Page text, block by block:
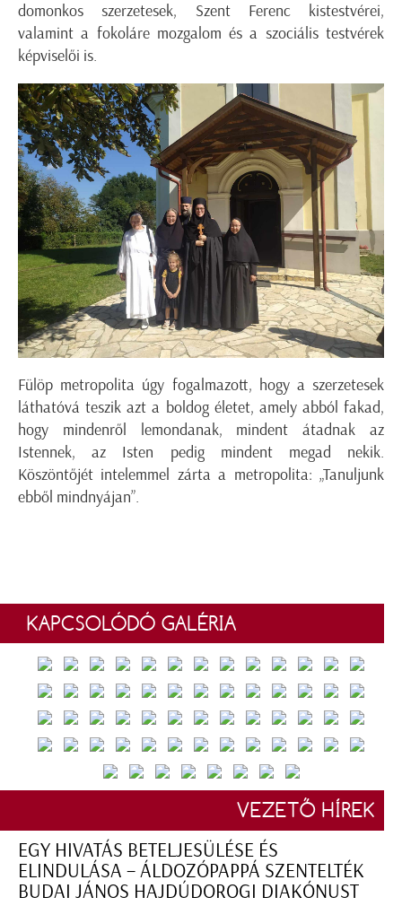
domonkos szerzetesek, Szent Ferenc kistestvérei,
valamint a fokoláre mozgalom és a szociális testvérek
képviselői is.
Fülöp metropolita úgy fogalmazott, hogy a szerzetesek
láthatóvá teszik azt a boldog életet, amely abból fakad,
hogy mindenről lemondanak, mindent átadnak az
Istennek, az Isten pedig mindent megad nekik.
Köszöntőjét intelemmel zárta a metropolita: „Tanuljunk
ebből mindnyájan”.
KAPCSOLÓDÓ GALÉRIA
VEZETŐ HÍREK
EGY HIVATÁS BETELJESÜLÉSE ÉS
ELINDULÁSA – ÁLDOZÓPAPPÁ SZENTELTÉK
BUDAI JÁNOS HAJDÚDOROGI DIAKÓNUST